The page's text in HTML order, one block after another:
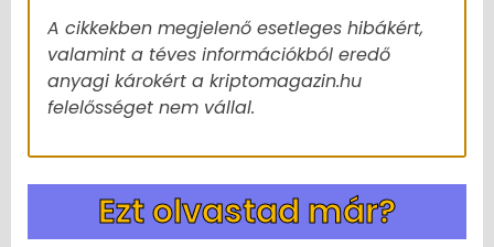
A cikkekben megjelenő esetleges hibákért,
valamint a téves információkból eredő
anyagi károkért a kriptomagazin.hu
felelősséget nem vállal.
Ezt olvastad már?